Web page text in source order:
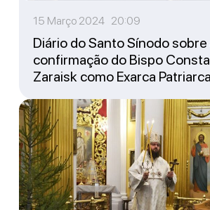
15 Março 2024 20:09
Diário do Santo Sínodo sobre
confirmação do Bispo
Zaraisk como Exarca